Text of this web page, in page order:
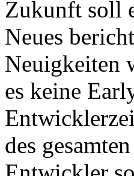
Zukunft soll
Neues
Neuigkeiten
es keine
des